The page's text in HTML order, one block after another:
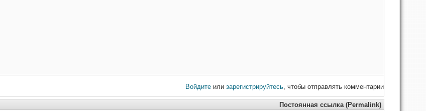
Войдите или зарегистрируйтесь, чтобы отправлять комментарии
Постоянная ссылка (Permalink)